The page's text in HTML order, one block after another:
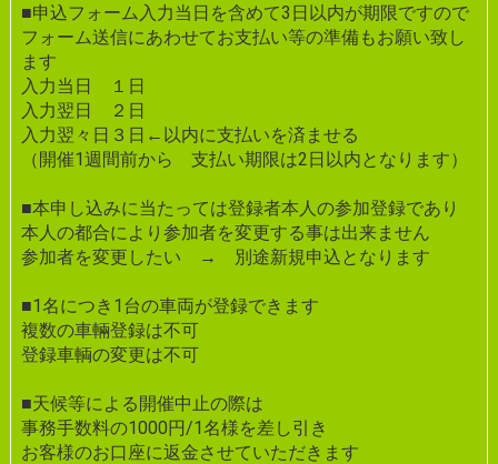
■申込フォーム入力当日を含めて3日以内が期限ですので
フォーム送信にあわせてお支払い等の準備もお願い致し
ます
入力当日 １日
入力翌日 ２日
入力翌々日３日←以内に支払いを済ませる
（開催1週間前から 支払い期限は2日以内となります）
■本申し込みに当たっては登録者本人の参加登録であり
本人の都合により参加者を変更する事は出来ません
参加者を変更したい → 別途新規申込となります
■1名につき1台の車両が登録できます
複数の車輛登録は不可
登録車輌の変更は不可
■天候等による開催中止の際は
事務手数料の1000円/1名様を差し引き
お客様のお口座に返金させていただきます